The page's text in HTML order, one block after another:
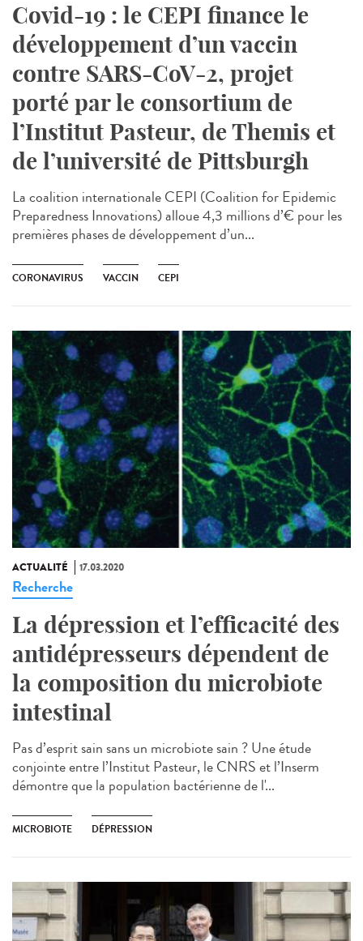
Covid-19 : le CEPI finance le
développement d’un vaccin
contre SARS-CoV-2, projet
porté par le consortium de
l’Institut Pasteur, de Themis et
de l’université de Pittsburgh
La coalition internationale CEPI (Coalition for Epidemic
Preparedness Innovations) alloue 4,3 millions d’€ pour les
premières phases de développement d’un...
CORONAVIRUS VACCIN CEPI
ACTUALITÉ 17.03.2020
Recherche
La dépression et l’efficacité des
antidépresseurs dépendent de
la composition du microbiote
intestinal
Pas d’esprit sain sans un microbiote sain ? Une étude
conjointe entre l’Institut Pasteur, le CNRS et l’Inserm
démontre que la population bactérienne de l'...
MICROBIOTE DÉPRESSION